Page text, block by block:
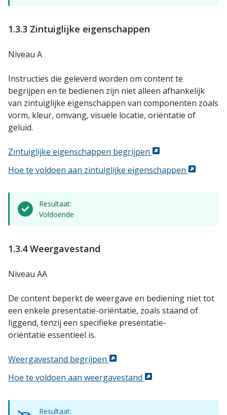
1.3.3 Zintuiglijke eigenschappen
Niveau A
Instructies die geleverd worden om content te
begrijpen en te bedienen zijn niet alleen afhankelijk
van zintuiglijke eigenschappen van componenten zoals
vorm, kleur, omvang, visuele locatie, oriëntatie of
geluid.
Zintuiglijke eigenschappen begrijpen
Hoe te voldoen aan zintuiglijke eigenschappen
Resultaat:
Voldoende
1.3.4 Weergavestand
Niveau AA
De content beperkt de weergave en bediening niet tot
een enkele presentatie-oriëntatie, zoals staand of
liggend, tenzij een specifieke presentatie-
oriëntatie essentieel is.
Weergavestand begrijpen
Hoe te voldoen aan weergavestand
Resultaat: